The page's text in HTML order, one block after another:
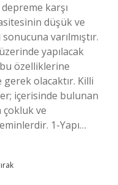
karşı
düşük ve
varılmıştır.
yapılacak
özelliklerine
olacaktır. Killi
içerisinde bulunan
çokluk ve
1-Yapı…